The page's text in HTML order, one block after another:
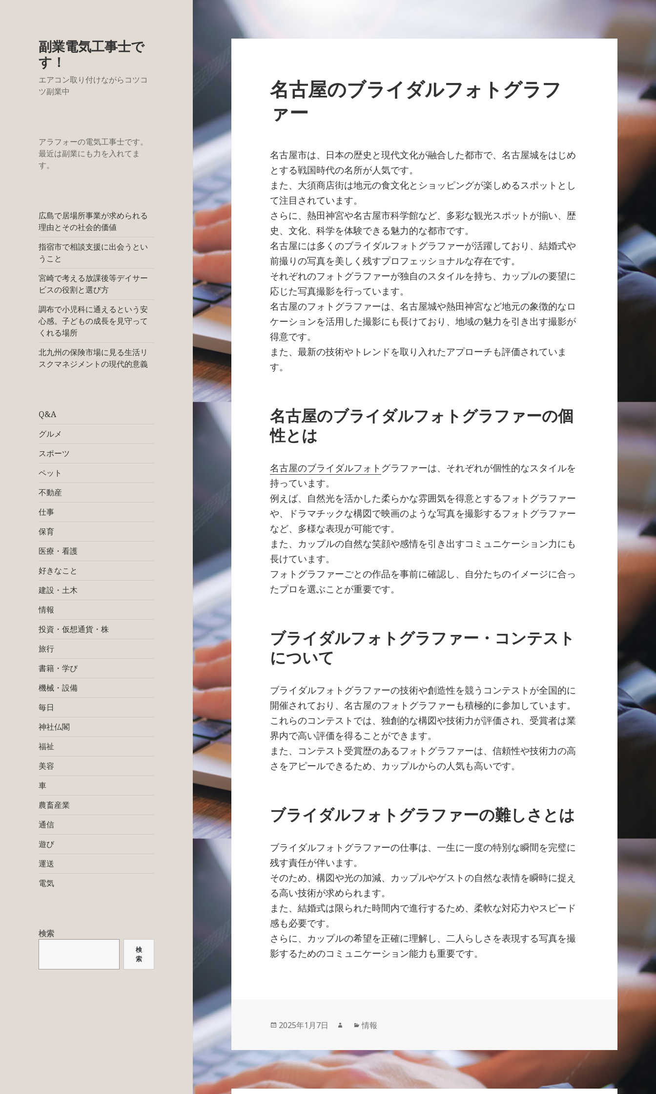
副業電気工事士で
す！
エアコン取り付けながらコツコ
ツ副業中
アラフォーの電気工事士です。
最近は副業にも力を入れてま
す。
広島で居場所事業が求められる
理由とその社会的価値
指宿市で相談支援に出会うとい
うこと
宮崎で考える放課後等デイサー
ビスの役割と選び方
調布で小児科に通えるという安
心感。子どもの成長を見守って
くれる場所
北九州の保険市場に見る生活リ
スクマネジメントの現代的意義
Q&A
グルメ
スポーツ
ペット
不動産
仕事
保育
医療・看護
好きなこと
建設・土木
情報
投資・仮想通貨・株
旅行
書籍・学び
機械・設備
毎日
神社仏閣
福祉
美容
車
農畜産業
通信
遊び
運送
電気
検索
検
索
名古屋のブライダルフォトグラフ
ァー
名古屋市は、日本の歴史と現代文化が融合した都市で、名古屋城をはじめ
とする戦国時代の名所が人気です。
また、大須商店街は地元の食文化とショッピングが楽しめるスポットとし
て注目されています。
さらに、熱田神宮や名古屋市科学館など、多彩な観光スポットが揃い、歴
史、文化、科学を体験できる魅力的な都市です。
名古屋には多くのブライダルフォトグラファーが活躍しており、結婚式や
前撮りの写真を美しく残すプロフェッショナルな存在です。
それぞれのフォトグラファーが独自のスタイルを持ち、カップルの要望に
応じた写真撮影を行っています。
名古屋のフォトグラファーは、名古屋城や熱田神宮など地元の象徴的なロ
ケーションを活用した撮影にも長けており、地域の魅力を引き出す撮影が
得意です。
また、最新の技術やトレンドを取り入れたアプローチも評価されていま
す。
名古屋のブライダルフォトグラファーの個
性とは
名古屋のブライダルフォト グラファーは、それぞれが個性的なスタイルを
持っています。
例えば、自然光を活かした柔らかな雰囲気を得意とするフォトグラファー
や、ドラマチックな構図で映画のような写真を撮影するフォトグラファー
など、多様な表現が可能です。
また、カップルの自然な笑顔や感情を引き出すコミュニケーション力にも
長けています。
フォトグラファーごとの作品を事前に確認し、自分たちのイメージに合っ
たプロを選ぶことが重要です。
ブライダルフォトグラファー・コンテスト
について
ブライダルフォトグラファーの技術や創造性を競うコンテストが全国的に
開催されており、名古屋のフォトグラファーも積極的に参加しています。
これらのコンテストでは、独創的な構図や技術力が評価され、受賞者は業
界内で高い評価を得ることができます。
また、コンテスト受賞歴のあるフォトグラファーは、信頼性や技術力の高
さをアピールできるため、カップルからの人気も高いです。
ブライダルフォトグラファーの難しさとは
ブライダルフォトグラファーの仕事は、一生に一度の特別な瞬間を完璧に
残す責任が伴います。
そのため、構図や光の加減、カップルやゲストの自然な表情を瞬時に捉え
る高い技術が求められます。
また、結婚式は限られた時間内で進行するため、柔軟な対応力やスピード
感も必要です。
さらに、カップルの希望を正確に理解し、二人らしさを表現する写真を撮
影するためのコミュニケーション能力も重要です。
投
日:
2025年1月7日
カ
ゴ
リ
ー
情報